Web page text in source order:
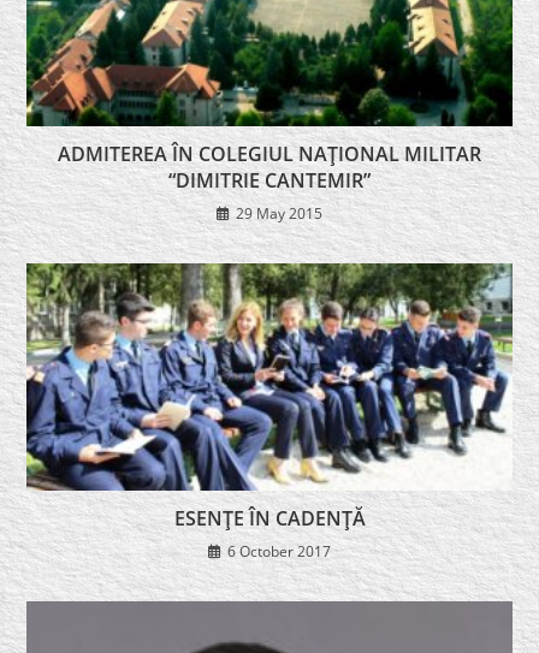
ADMITEREA ÎN COLEGIUL NAŢIONAL MILITAR
“DIMITRIE CANTEMIR”
29 May 2015
ESENŢE ÎN CADENŢĂ
6 October 2017